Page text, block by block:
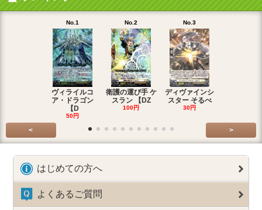
No.1
ヴィライルコ
ア・ドラゴン
【D
50円
No.2
衛護の運び手 ケ
スラン 【DZ
100円
No.3
ディヴァインシ
スター そるべ
30円
< >
はじめての方へ
よくあるご質問